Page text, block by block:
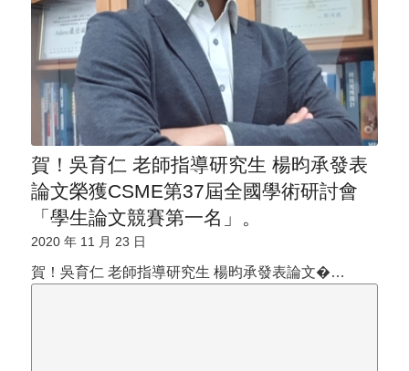
賀！吳育仁 老師指導研究生 楊昀承發表
論文榮獲CSME第37屆全國學術研討會
「學生論文競賽第一名」。
2020 年 11 月 23 日
賀！吳育仁 老師指導研究生 楊昀承發表論文�…